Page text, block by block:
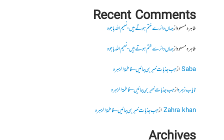
Recent Comments
طاہرہ مسعودازجہاں دائرے ختم ہوتے ہیں- نعیم اللہ باجوہ
طاہرہ مسعودازجہاں دائرے ختم ہوتے ہیں- نعیم اللہ باجوہ
Sabaازجب جذبات خبر بن جائیں – فاطمۃالزہرہ
نایاب زہرہازجب جذبات خبر بن جائیں – فاطمۃالزہرہ
Zahra khanازجب جذبات خبر بن جائیں – فاطمۃالزہرہ